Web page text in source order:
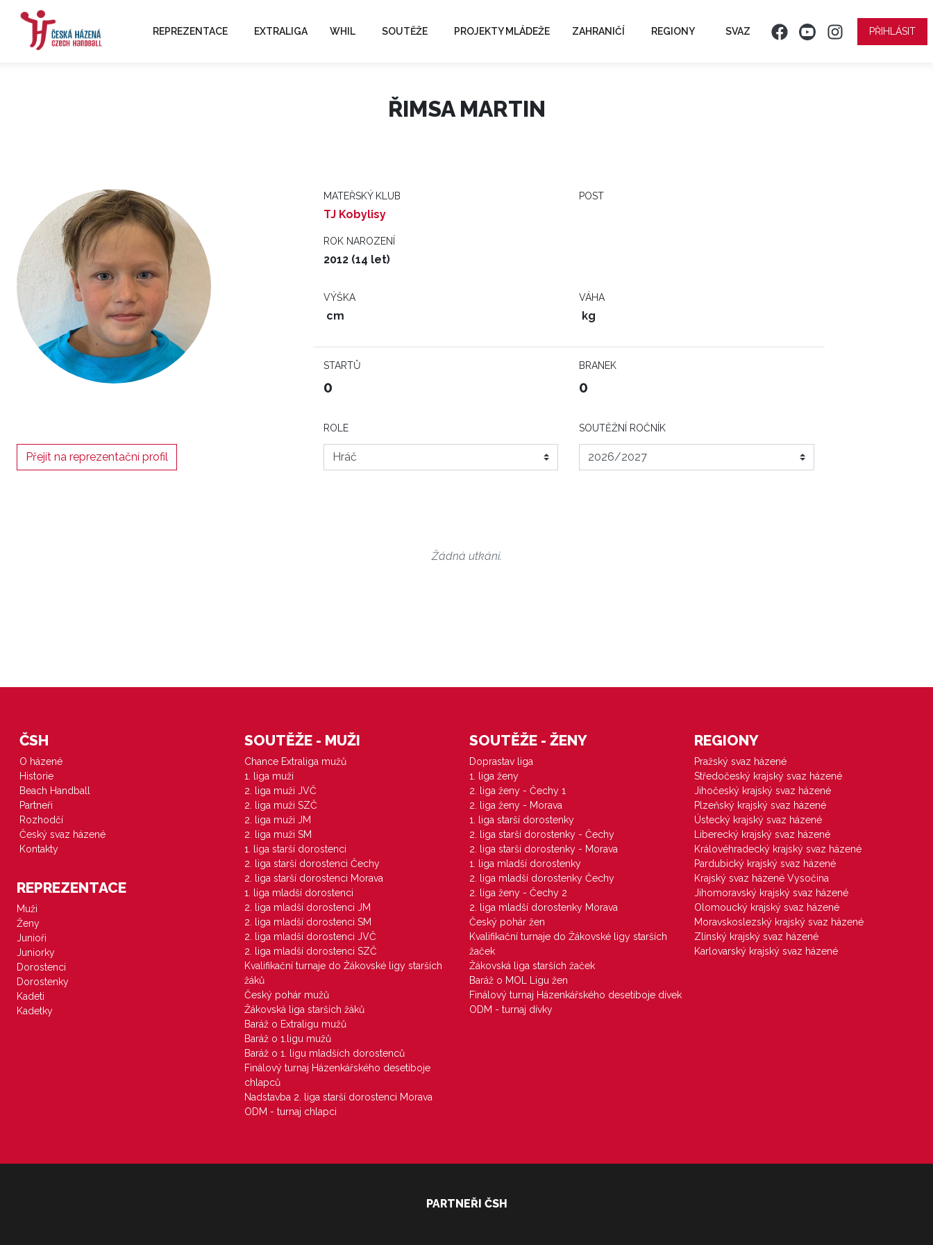
REPREZENTACE EXTRALIGA WHIL SOUTĚŽE PROJEKTY MLÁDEŽE ZAHRANIČÍ REGIONY SVAZ PŘIHLÁSIT
ŘIMSA MARTIN
MATEŘSKÝ KLUB
TJ Kobylisy
POST
ROK NAROZENÍ
2012 (14 let)
VÝŠKA
cm
VÁHA
kg
STARTŮ
0
BRANEK
0
Přejít na reprezentační profil
ROLE SOUTĚŽNÍ ROČNÍK
Žádná utkání.
ČSH
O házené
Historie
Beach Handball
Partneři
Rozhodčí
Český svaz házené
Kontakty
REPREZENTACE
Muži
Ženy
Junioři
Juniorky
Dorostenci
Dorostenky
Kadeti
Kadetky
SOUTĚŽE - MUŽI
Chance Extraliga mužů
1. liga muži
2. liga muži JVČ
2. liga muži SZČ
2. liga muži JM
2. liga muži SM
1. liga starší dorostenci
2. liga starší dorostenci Čechy
2. liga starší dorostenci Morava
1. liga mladší dorostenci
2. liga mladší dorostenci JM
2. liga mladší dorostenci SM
2. liga mladší dorostenci JVČ
2. liga mladší dorostenci SZČ
Kvalifikační turnaje do Žákovské ligy starších
žáků
Český pohár mužů
Žákovská liga starších žáků
Baráž o Extraligu mužů
Baráž o 1.ligu mužů
Baráž o 1. ligu mladších dorostenců
Finálový turnaj Házenkářského desetiboje
chlapců
Nadstavba 2. liga starší dorostenci Morava
ODM - turnaj chlapci
SOUTĚŽE - ŽENY
Doprastav liga
1. liga ženy
2. liga ženy - Čechy 1
2. liga ženy - Morava
1. liga starší dorostenky
2. liga starší dorostenky - Čechy
2. liga starší dorostenky - Morava
1. liga mladší dorostenky
2. liga mladší dorostenky Čechy
2. liga ženy - Čechy 2
2. liga mladší dorostenky Morava
Český pohár žen
Kvalifikační turnaje do Žákovské ligy starších
žaček
Žákovská liga starších žaček
Baráž o MOL Ligu žen
Finálový turnaj Házenkářského desetiboje dívek
ODM - turnaj dívky
REGIONY
Pražský svaz házené
Středočeský krajský svaz házené
Jihočeský krajský svaz házené
Plzeňský krajský svaz házené
Ústecký krajský svaz házené
Liberecký krajský svaz házené
Královéhradecký krajský svaz házené
Pardubický krajský svaz házené
Krajský svaz házené Vysočina
Jihomoravský krajský svaz házené
Olomoucký krajský svaz házené
Moravskoslezský krajský svaz házené
Zlínský krajský svaz házené
Karlovarský krajský svaz házené
PARTNEŘI ČSH